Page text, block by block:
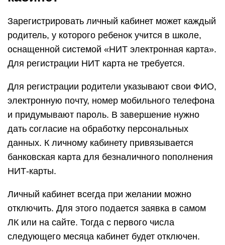
Зарегистрировать личный кабинет может каждый
родитель, у которого ребенок учится в школе,
оснащенной системой «НИТ электронная карта».
Для регистрации НИТ карта не требуется.
Для регистрации родители указывают свои ФИО,
электронную почту, номер мобильного телефона
и придумывают пароль. В завершение нужно
дать согласие на обработку персональных
данных. К личному кабинету привязывается
банковская карта для безналичного пополнения
НИТ-карты.
Личный кабинет всегда при желании можно
отключить. Для этого подается заявка в самом
ЛК или на сайте. Тогда с первого числа
следующего месяца кабинет будет отключен.